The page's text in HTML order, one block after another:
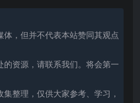
，但并不代表本站赞同其观点
资源，请联系我们。将会第一
整理，仅供大家参考、学习，